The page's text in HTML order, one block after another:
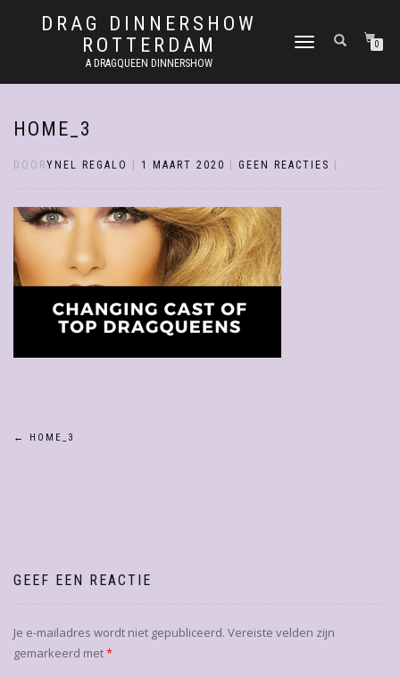
DRAG DINNERSHOW
ROTTERDAM
A DRAGQUEEN DINNERSHOW
SCHAKEL
0
HOME_3
DOORYNEL REGALO 1 MAART 2020 GEEN REACTIES
Bericht
← HOME_3
GEEF EEN REACTIE
Je e-mailadres wordt niet gepubliceerd. Vereiste velden zijn
gemarkeerd met*